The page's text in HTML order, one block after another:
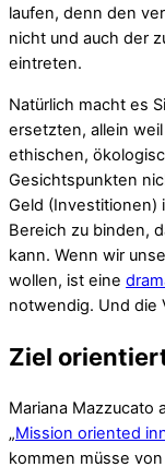
laufen, denn den
nicht und auch der
eintreten.
Natürlich macht es
ersetzten, allein
ethischen,
Gesichtspunkten
Geld (Investitionen)
Bereich zu binden,
kann. Wenn wir
wollen, ist eine
notwendig. Und die
Ziel
Mariana Mazzucato
„Mission oriented
kommen müsse